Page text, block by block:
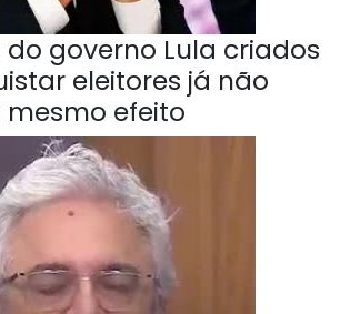
governo Lula criados
eleitores já não
efeito